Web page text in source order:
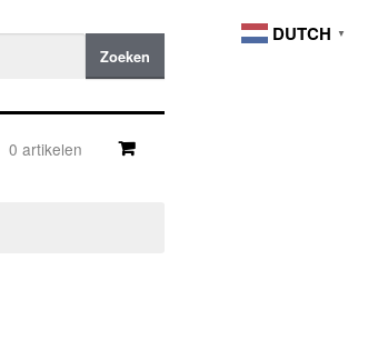
Zoeken
0 artikelen
DUTCH ▼